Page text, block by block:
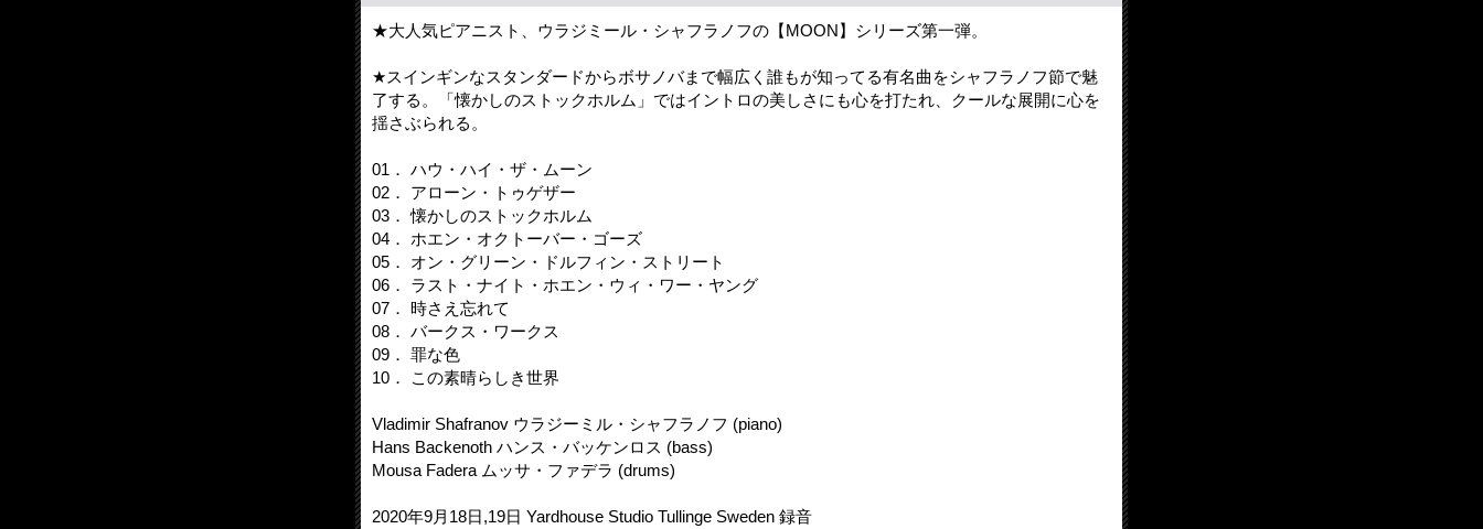
★大人気ピアニスト、ウラジミール・シャフラノフの【MOON】シリーズ第一弾。
★スインギンなスタンダードからボサノバまで幅広く誰もが知ってる有名曲をシャフラノフ節で魅
了する。「懐かしのストックホルム」ではイントロの美しさにも心を打たれ、クールな展開に心を
揺さぶられる。
01． ハウ・ハイ・ザ・ムーン
02． アローン・トゥゲザー
03． 懐かしのストックホルム
04． ホエン・オクトーバー・ゴーズ
05． オン・グリーン・ドルフィン・ストリート
06． ラスト・ナイト・ホエン・ウィ・ワー・ヤング
07． 時さえ忘れて
08． バークス・ワークス
09． 罪な色
10． この素晴らしき世界
Vladimir Shafranov ウラジーミル・シャフラノフ (piano)
Hans Backenoth ハンス・バッケンロス (bass)
Mousa Fadera ムッサ・ファデラ (drums)
2020年9月18日,19日 Yardhouse Studio Tullinge Sweden 録音